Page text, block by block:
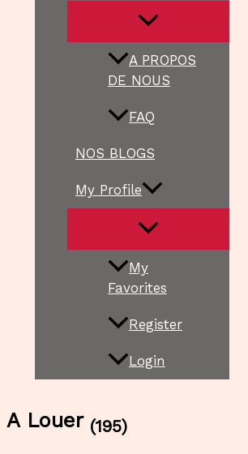
A PROPOS
DE NOUS
FAQ
NOS BLOGS
My Profile
My
Favorites
Register
Login
A Louer (195)